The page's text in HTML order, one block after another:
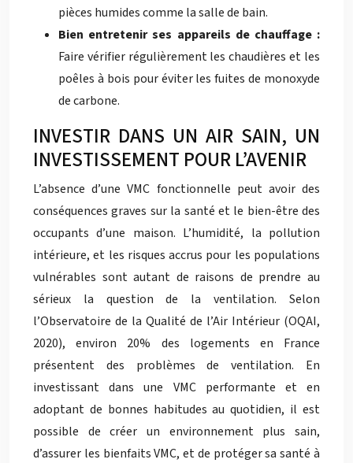
pièces humides comme la salle de bain.
Bien entretenir ses appareils de chauffage :
Faire vérifier régulièrement les chaudières et les
poêles à bois pour éviter les fuites de monoxyde
de carbone.
INVESTIR DANS UN AIR SAIN, UN
INVESTISSEMENT POUR L’AVENIR
L’absence d’une VMC fonctionnelle peut avoir des
conséquences graves sur la santé et le bien-être des
occupants d’une maison. L’humidité, la pollution
intérieure, et les risques accrus pour les populations
vulnérables sont autant de raisons de prendre au
sérieux la question de la ventilation. Selon
l’Observatoire de la Qualité de l’Air Intérieur (OQAI,
2020), environ 20% des logements en France
présentent des problèmes de ventilation. En
investissant dans une VMC performante et en
adoptant de bonnes habitudes au quotidien, il est
possible de créer un environnement plus sain,
d’assurer les bienfaits VMC, et de protéger sa santé à